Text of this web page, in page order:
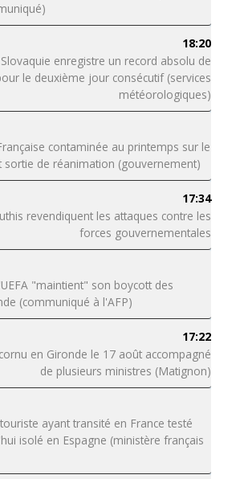
18:20
enregistre un record absolu de
le deuxième jour consécutif (services
météorologiques)
contaminée au printemps sur le
sortie de réanimation (gouvernement)
17:34
revendiquent les attaques contre les
forces gouvernementales
"maintient" son boycott des
(communiqué à l'AFP)
17:22
en Gironde le 17 août accompagné
de plusieurs ministres (Matignon)
ayant transité en France testé
isolé en Espagne (ministère français